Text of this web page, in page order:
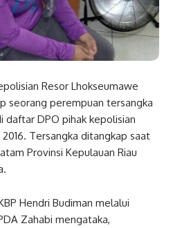
Resor Lhokseumawe
seorang perempuan tersangka
daftar DPO pihak kepolisian
Tersangka ditangkap saat
Provinsi Kepulauan Riau
Hendri Budiman melalui
Zahabi mengataka,